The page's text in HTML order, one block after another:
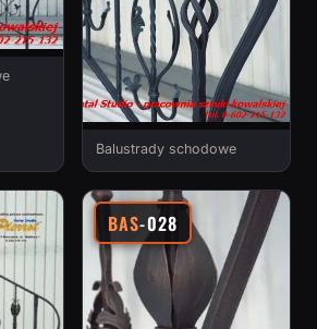
Balustrady schodowe
BAS-028